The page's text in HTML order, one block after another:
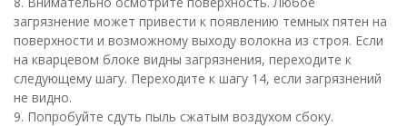
загрязнение может привести к появлению темных пятен на
поверхности и возможному выходу волокна из строя. Если
на кварцевом блоке видны загрязнения, переходите к
следующему шагу. Переходите к шагу 14, если загрязнений
не видно.
9. Попробуйте сдуть пыль сжатым воздухом сбоку.